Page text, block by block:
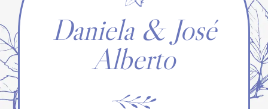
Daniela & José
Alberto